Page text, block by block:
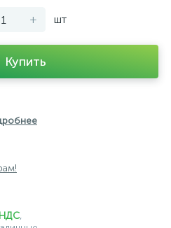
Light
кафе и ресторанов
лестниц
барной стойкой
+ шт
Купить
,